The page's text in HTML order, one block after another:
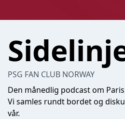
PSG FAN CLUB NORWAY
Den månedlig podcast om
Vi samles rundt bordet og
vår.